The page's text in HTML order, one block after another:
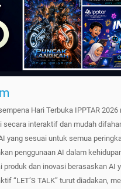
Hari Terbuka IPPTAR
secara interaktif dan mudah
yang sesuai untuk semua
penggunaan AI dalam
produk dan inovasi berasaskan
“LET’S TALK” turut diadakan,